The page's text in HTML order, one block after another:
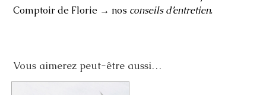
Comptoir de Florie → nos conseils d’entretien.
Vous aimerez peut-être aussi…